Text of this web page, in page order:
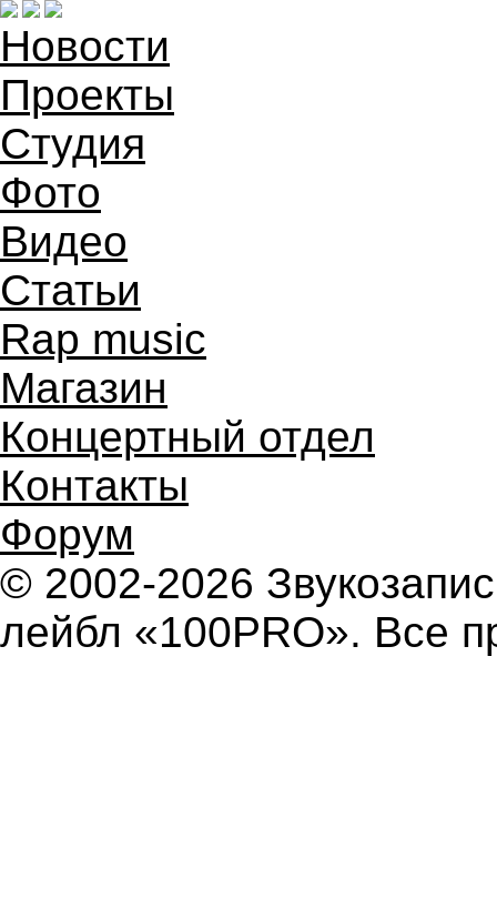
Новости
Проекты
Студия
Фото
Видео
Статьи
Rap music
Магазин
Концертный отдел
Контакты
Форум
© 2002-2026
лейбл «100PRO». Все